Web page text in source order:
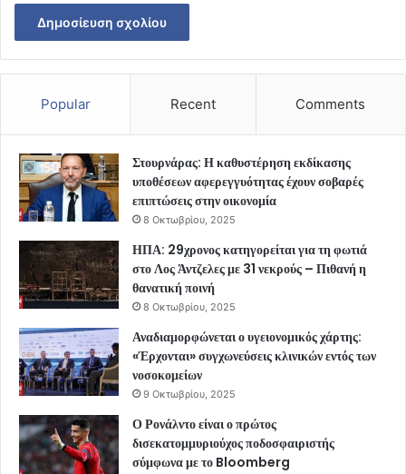
Popular Recent Comments
Στουρνάρας: Η καθυστέρηση εκδίκασης
υποθέσεων αφερεγγυότητας έχουν σοβαρές
επιπτώσεις στην οικονομία
8 Οκτωβρίου, 2025
ΗΠΑ: 29χρονος κατηγορείται για τη φωτιά
στο Λος Άντζελες με 31 νεκρούς – Πιθανή η
θανατική ποινή
8 Οκτωβρίου, 2025
Αναδιαμορφώνεται ο υγειονομικός χάρτης:
«Έρχονται» συγχωνεύσεις κλινικών εντός των
νοσοκομείων
9 Οκτωβρίου, 2025
Ο Ρονάλντο είναι ο πρώτος
δισεκατομμυριούχος ποδοσφαιριστής
σύμφωνα με το Bloomberg